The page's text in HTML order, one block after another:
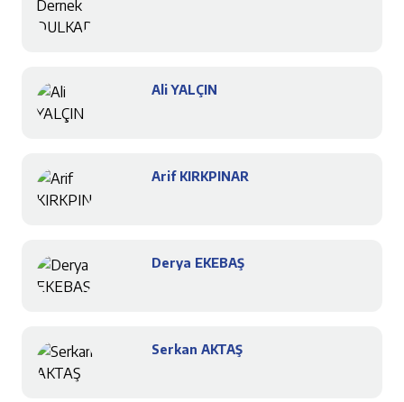
Ali YALÇIN
Arif KIRKPINAR
Derya EKEBAŞ
Serkan AKTAŞ